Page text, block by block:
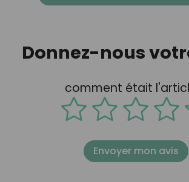
Donnez-nous
comment était
Envoyer mon avis